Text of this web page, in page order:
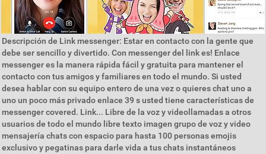
Descripción de Link messenger: Estar en contacto con la gente que
debe ser sencillo y divertido. Con messenger del link es! Enlace
messenger es la manera rápida fácil y gratuita para mantener el
contacto con tus amigos y familiares en todo el mundo. Si usted
desea hablar con su equipo entero de una vez o quieres chat uno a
uno un poco más privado enlace 39 s usted tiene características de
messenger covered. Link... Libre de la voz y videollamadas a otros
usuarios de todo el mundo libre texto imagen grupo de voz y video
mensajería chats con espacio para hasta 100 personas emojis
exclusivo y pegatinas para darle vida a tus chats instantáneos